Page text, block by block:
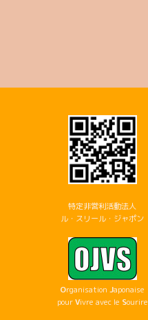
特定非営利活動法人
ル・スリール・ジャポン
OrganisationJaponaise
pourVivre avec le Sourire